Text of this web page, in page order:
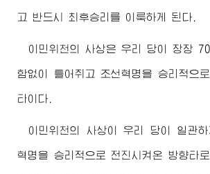
고 반드시 최후승리를 이룩하게 된다.
이민위천의 사상은 우리 당이 장장
함없이 틀어쥐고 조선혁명을 승리적으
타이다.
이민위천의 사상이 우리 당이 일관
혁명을 승리적으로 전진시켜온 방향타